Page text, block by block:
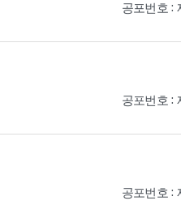
공포번호 :
공포번호 :
공포번호 :